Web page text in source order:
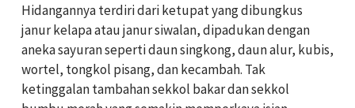
Hidangannya terdiri dari ketupat yang dibungkus
janur kelapa atau janur siwalan, dipadukan dengan
aneka sayuran seperti daun singkong, daun alur, kubis,
wortel, tongkol pisang, dan kecambah. Tak
ketinggalan tambahan sekkol bakar dan sekkol